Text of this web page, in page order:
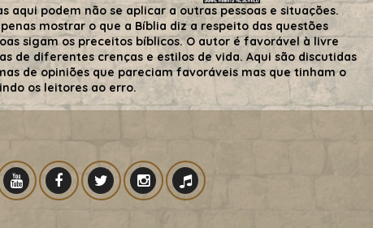
podem não se aplicar a outras pessoas e situações.
mostrar o que a Bíblia diz a respeito das questões
sigam os preceitos bíblicos. O autor é favorável à livre
de diferentes crenças e estilos de vida. Aqui são discutidas
de opiniões que pareciam favoráveis mas que tinham o
os leitores ao erro.